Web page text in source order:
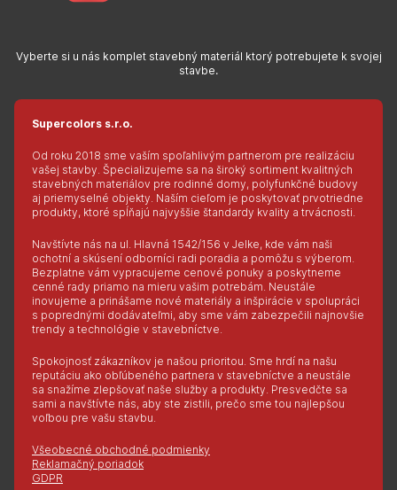
Vyberte si u nás komplet stavebný materiál ktorý potrebujete k svojej
stavbe.
Supercolors s.r.o.
Od roku 2018 sme vaším spoľahlivým partnerom pre realizáciu
vašej stavby. Špecializujeme sa na široký sortiment kvalitných
stavebných materiálov pre rodinné domy, polyfunkčné budovy
aj priemyselné objekty. Naším cieľom je poskytovať prvotriedne
produkty, ktoré spĺňajú najvyššie štandardy kvality a trvácnosti.
Navštívte nás na ul. Hlavná 1542/156 v Jelke, kde vám naši
ochotní a skúsení odborníci radi poradia a pomôžu s výberom.
Bezplatne vám vypracujeme cenové ponuky a poskytneme
cenné rady priamo na mieru vašim potrebám. Neustále
inovujeme a prinášame nové materiály a inšpirácie v spolupráci
s poprednými dodávateľmi, aby sme vám zabezpečili najnovšie
trendy a technológie v stavebníctve.
Spokojnosť zákazníkov je našou prioritou. Sme hrdí na našu
reputáciu ako obľúbeného partnera v stavebníctve a neustále
sa snažíme zlepšovať naše služby a produkty. Presvedčte sa
sami a navštívte nás, aby ste zistili, prečo sme tou najlepšou
voľbou pre vašu stavbu.
Všeobecné obchodné podmienky
Reklamačný poriadok
GDPR